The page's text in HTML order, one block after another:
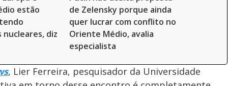
estão
nucleares, diz
de Zelensky porque ainda
quer lucrar com conflito no
Oriente Médio, avalia
especialista
, Lier Ferreira, pesquisador da Universidade